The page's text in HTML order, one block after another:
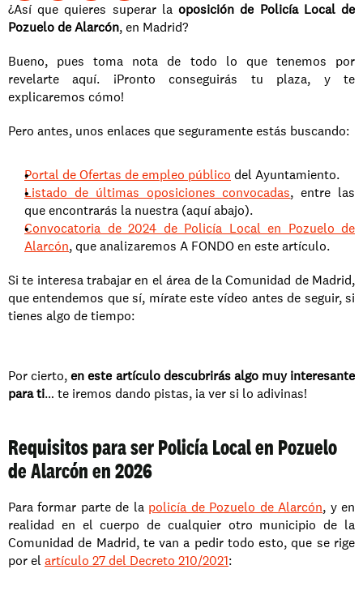
¿Así que quieres superar la oposición de Policía Local de
Pozuelo de Alarcón, en Madrid?
Bueno, pues toma nota de todo lo que tenemos por
revelarte aquí. ¡Pronto conseguirás tu plaza, y te
explicaremos cómo!
Pero antes, unos enlaces que seguramente estás buscando:
Portal de Ofertas de empleo público del Ayuntamiento.
Listado de últimas oposiciones convocadas, entre las
que encontrarás la nuestra (aquí abajo).
Convocatoria de 2024 de Policía Local en Pozuelo de
Alarcón, que analizaremos A FONDO en este artículo.
Si te interesa trabajar en el área de la Comunidad de Madrid,
que entendemos que sí, mírate este vídeo antes de seguir, si
tienes algo de tiempo:
Por cierto, en este artículo descubrirás algo muy interesante
para ti… te iremos dando pistas, ¡a ver si lo adivinas!
Requisitos para ser Policía Local en Pozuelo
de Alarcón en 2026
Para formar parte de la policía de Pozuelo de Alarcón, y en
realidad en el cuerpo de cualquier otro municipio de la
Comunidad de Madrid, te van a pedir todo esto, que se rige
por el artículo 27 del Decreto 210/2021: